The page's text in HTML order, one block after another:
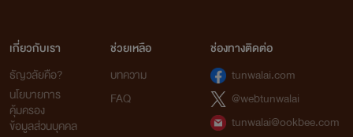
เกี่ยวกับเรา
ธัญวลัยคือ?
นโยบายการ
คุ้มครอง
ข้อมูลส่วนบุคคล
ช่วยเหลือ
บทความ
FAQ
ช่องทางติดต่อ
tunwalai.com
@webtunwalai
tunwalai@ookbee.com